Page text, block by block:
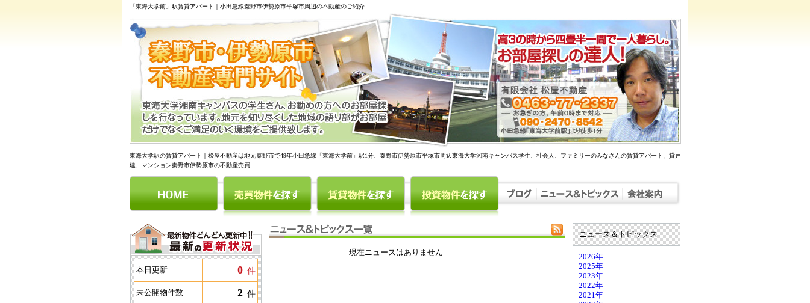
「東海大学前」駅賃貸アパート｜小田急線秦野市伊勢原市平塚市周辺の不動産のご紹介
東海大学駅の賃貸アパート｜松屋不動産は地元秦野市で49年小田急線「東海大学前」駅1分、秦野市伊勢原市平塚市周辺東海大学湘南キャンパス学生、社会人、ファミリーのみなさんの賃貸アパート、貸戸
建、マンション秦野市伊勢原市の不動産売買
本日更新 0 件
未公開物件数 2 件
ニュース＆トピックス
2026年
2025年
2023年
2022年
2021年
現在ニュースはありません